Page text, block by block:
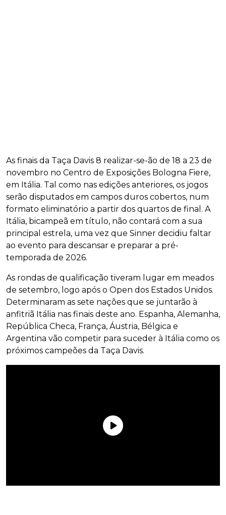
As finais da Taça Davis 8 realizar-se-ão de 18 a 23 de
novembro no Centro de Exposições Bologna Fiere,
em Itália. Tal como nas edições anteriores, os jogos
serão disputados em campos duros cobertos, num
formato eliminatório a partir dos quartos de final. A
Itália, bicampeã em título, não contará com a sua
principal estrela, uma vez que Sinner decidiu faltar
ao evento para descansar e preparar a pré-
temporada de 2026.
As rondas de qualificação tiveram lugar em meados
de setembro, logo após o Open dos Estados Unidos.
Determinaram as sete nações que se juntarão à
anfitriã Itália nas finais deste ano. Espanha, Alemanha,
República Checa, França, Áustria, Bélgica e
Argentina vão competir para suceder à Itália como os
próximos campeões da Taça Davis.